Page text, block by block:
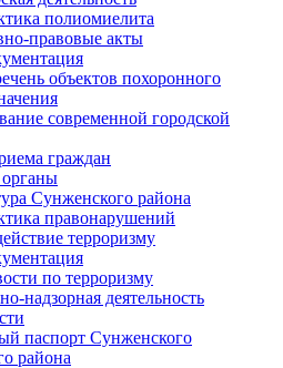
полиомиелита
правовые акты
объектов похоронного
современной городской
граждан
Сунженского района
правонарушений
терроризму
по терроризму
надзорная деятельность
паспорт Сунженского
района